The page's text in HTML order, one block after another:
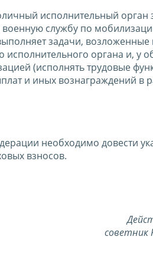
исполнительный орган
службу по
задачи,
органа и, у
(исполнять трудовые
и иных вознаграждений в
необходимо довести
взносов.
советник